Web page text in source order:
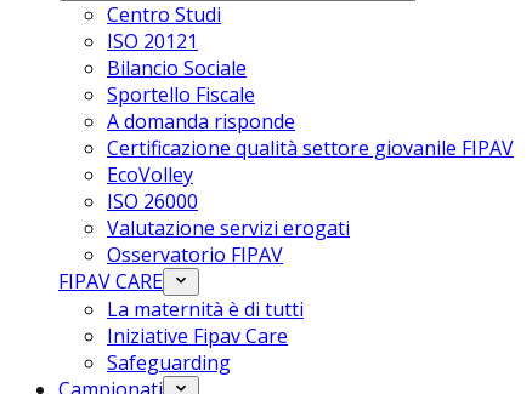
Centro Studi
ISO 20121
Bilancio Sociale
Sportello Fiscale
A domanda risponde
Certificazione qualità settore giovanile FIPAV
EcoVolley
ISO 26000
Valutazione servizi erogati
Osservatorio FIPAV
FIPAV CARE
La maternità è di tutti
Iniziative Fipav Care
Safeguarding